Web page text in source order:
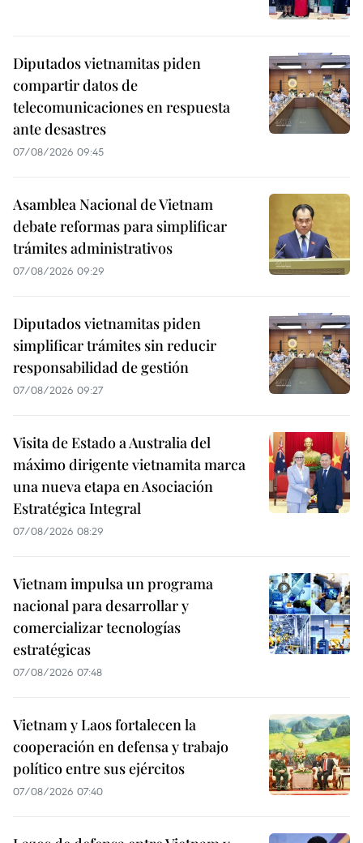
Diputados vietnamitas piden
compartir datos de
telecomunicaciones en respuesta
ante desastres
07/08/2026 09:45
Asamblea Nacional de Vietnam
debate reformas para simplificar
trámites administrativos
07/08/2026 09:29
Diputados vietnamitas piden
simplificar trámites sin reducir
responsabilidad de gestión
07/08/2026 09:27
Visita de Estado a Australia del
máximo dirigente vietnamita marca
una nueva etapa en Asociación
Estratégica Integral
07/08/2026 08:29
Vietnam impulsa un programa
nacional para desarrollar y
comercializar tecnologías
estratégicas
07/08/2026 07:48
Vietnam y Laos fortalecen la
cooperación en defensa y trabajo
político entre sus ejércitos
07/08/2026 07:40